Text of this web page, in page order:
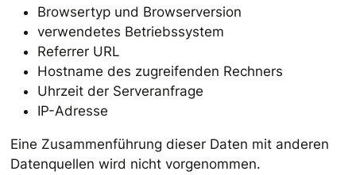
Browsertyp und Browserversion
verwendetes Betriebssystem
Referrer URL
Hostname des zugreifenden Rechners
Uhrzeit der Serveranfrage
IP-Adresse
Eine Zusammenführung dieser Daten mit anderen
Datenquellen wird nicht vorgenommen.